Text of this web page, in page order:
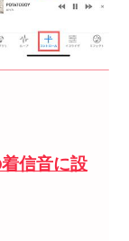
信音に設